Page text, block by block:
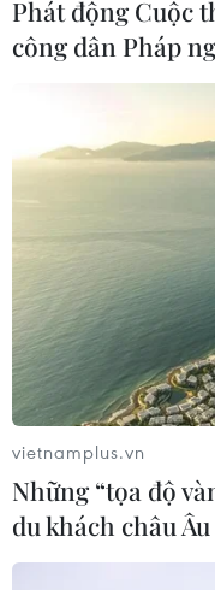
Hiện
2 người tử vong
26/05/2022 02:43
an quận Ba Đình đã
thang máy ra ngoài
nạn nhân này đã tử
Phát động Cuộc
công dân Pháp
vietnamplus.vn
Những “tọa độ
du khách châu